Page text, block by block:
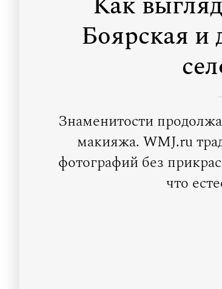
Боярская и
Знаменитости
макияжа. WMJ.ru
фотографий без
что